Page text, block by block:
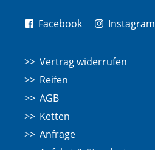
Facebook Instagram
Vertrag widerrufen
Reifen
AGB
Ketten
Anfrage